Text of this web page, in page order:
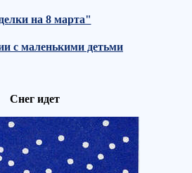
на 8 марта"
с маленькими детьми
Снег идет